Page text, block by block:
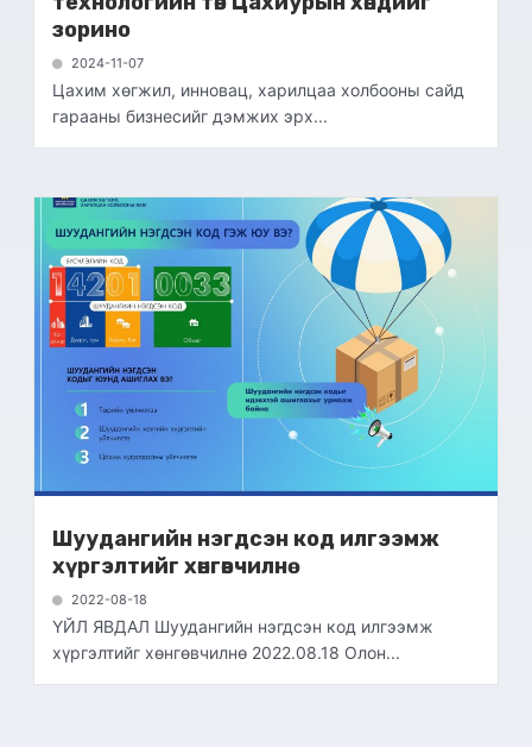
зорино
2024-11-07
Цахим хөгжил, инновац, харилцаа холбооны сайд
гарааны бизнесийг дэмжих эрх...
Шуудангийн нэгдсэн код илгээмж
хүргэлтийг хөнгөвчилнө
2022-08-18
ҮЙЛ ЯВДАЛ Шуудангийн нэгдсэн код илгээмж
хүргэлтийг хөнгөвчилнө 2022.08.18 Олон...